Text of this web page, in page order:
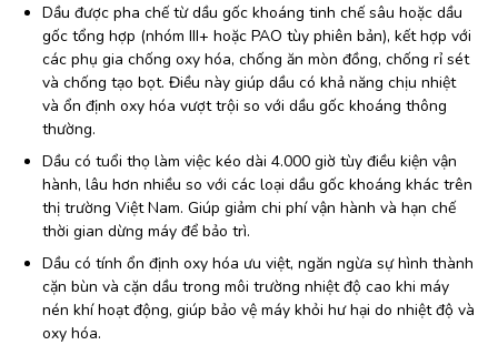
Dầu được pha chế từ dầu gốc khoáng tinh chế sâu hoặc dầu
gốc tổng hợp (nhóm III+ hoặc PAO tùy phiên bản), kết hợp với
các phụ gia chống oxy hóa, chống ăn mòn đồng, chống rỉ sét
và chống tạo bọt. Điều này giúp dầu có khả năng chịu nhiệt
và ổn định oxy hóa vượt trội so với dầu gốc khoáng thông
thường.
Dầu có tuổi thọ làm việc kéo dài 4.000 giờ tùy điều kiện vận
hành, lâu hơn nhiều so với các loại dầu gốc khoáng khác trên
thị trường Việt Nam. Giúp giảm chi phí vận hành và hạn chế
thời gian dừng máy để bảo trì.
Dầu có tính ổn định oxy hóa ưu việt, ngăn ngừa sự hình thành
cặn bùn và cặn dầu trong môi trường nhiệt độ cao khi máy
nén khí hoạt động, giúp bảo vệ máy khỏi hư hại do nhiệt độ và
oxy hóa.